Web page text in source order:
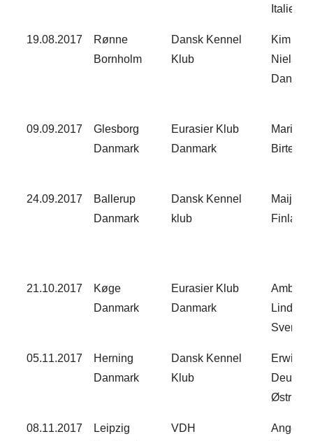
​Italien​
19.08.2017​
Rønne
Bornholm​
Dansk Kennel
Klub​
Kim
Nielsen
09.09.2017​
Glesborg
Danmark​
Eurasier Klub
Danmark​
Birte
24.09.2017​
Ballerup
Danmark​
Dansk Kennel
klub​
Maija
Finland​
21.10.2017​
Køge
Danmark​
Eurasier Klub
Danmark​
Ambjörn
Sverige​
05.11.2017​
Herning
Danmark​
Dansk Kennel
Klub​
Erwin
Østrig​
08.11.2017​
Leipzig
VDH​